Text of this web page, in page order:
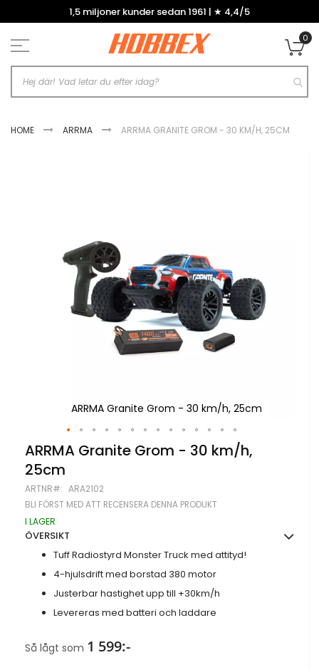
Hoppa
1,5 miljoner kunder sedan 1961 | ★ 4,4/5
0
HOME ARRMA ARRMA GRANITE GROM - 30 KM/H, 25CM
ARRMA Granite Grom - 30 km/h, 25cm
Hoppa
till
början
av
bildgalleriet
ARRMA Granite Grom - 30 km/h,
25cm
ARTNR ARA2102
BLI FÖRST MED ATT RECENSERA DENNA PRODUKT
I LAGER
ÖVERSIKT
Tuff Radiostyrd Monster Truck med attityd!
4-hjulsdrift med borstad 380 motor
Justerbar hastighet upp till +30km/h
Levereras med batteri och laddare
Så lågt som 1 599:-